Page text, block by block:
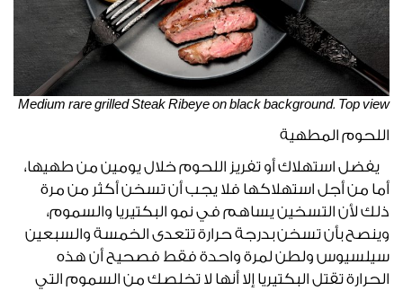
Medium rare grilled Steak Ribeye on black background. Top view
اللحوم المطهية
يفضل استهلاك أو تفريز اللحوم خلال يومين من طهيها،
أما من أجل استهلاكها فلا يجب أن تسخن أكثر من مرة
ذلك لأن التسخين يساهم في نمو البكتيريا والسموم،
وينصح بأن تسخن بدرجة حرارة تتعدى الخمسة والسبعين
سيلسيوس ولطن لمرة واحدة فقط فصحيح أن هذه
الحرارة تقتل البكتيريا إلا أنها لا تخلصك من السموم التي